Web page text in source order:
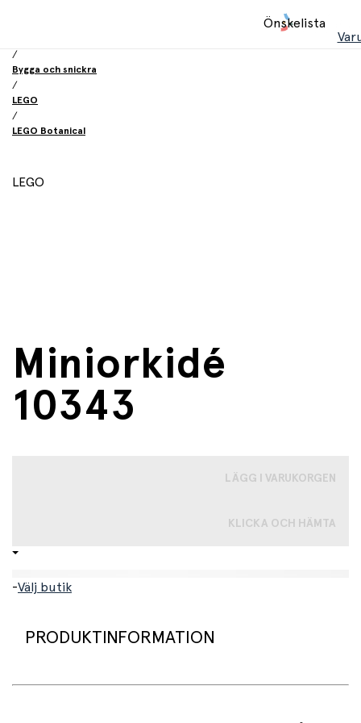
Önskelista
/
Bygga och snickra
/
LEGO
/
LEGO Botanical
LEGO
Miniorkidé
10343
LÄGG I VARUKORGEN
KLICKA OCH HÄMTA
-Välj butik
PRODUKTINFORMATION